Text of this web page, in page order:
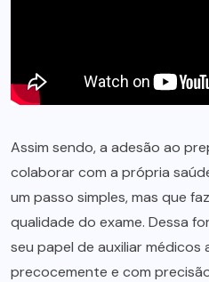
Assim sendo, a adesão ao
colaborar com a própria
um passo simples, mas que
qualidade do exame. Dessa
seu papel de auxiliar
precocemente e com